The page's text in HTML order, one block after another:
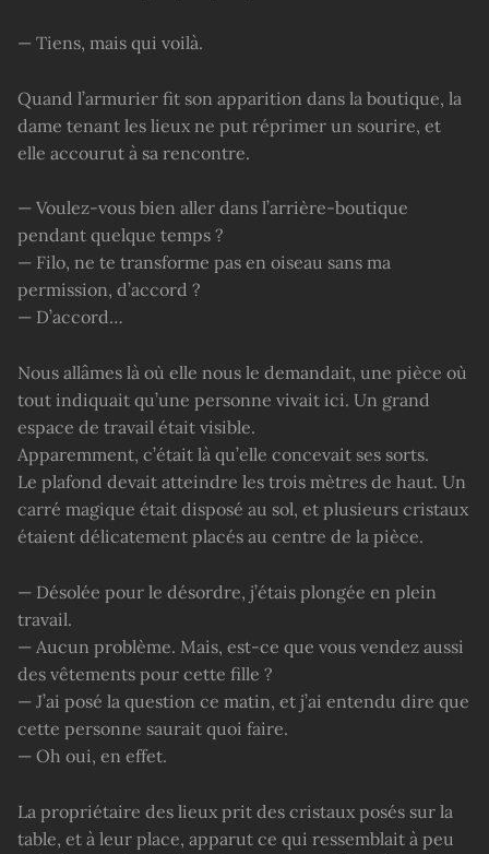
— Tiens, mais qui voilà.
Quand l’armurier fit son apparition dans la boutique, la
dame tenant les lieux ne put réprimer un sourire, et
elle accourut à sa rencontre.
— Voulez-vous bien aller dans l’arrière-boutique
pendant quelque temps ?
— Filo, ne te transforme pas en oiseau sans ma
permission, d’accord ?
— D’accord…
Nous allâmes là où elle nous le demandait, une pièce où
tout indiquait qu’une personne vivait ici. Un grand
espace de travail était visible.
Apparemment, c’était là qu’elle concevait ses sorts.
Le plafond devait atteindre les trois mètres de haut. Un
carré magique était disposé au sol, et plusieurs cristaux
étaient délicatement placés au centre de la pièce.
— Désolée pour le désordre, j’étais plongée en plein
travail.
— Aucun problème. Mais, est-ce que vous vendez aussi
des vêtements pour cette fille ?
— J’ai posé la question ce matin, et j’ai entendu dire que
cette personne saurait quoi faire.
— Oh oui, en effet.
La propriétaire des lieux prit des cristaux posés sur la
table, et à leur place, apparut ce qui ressemblait à peu